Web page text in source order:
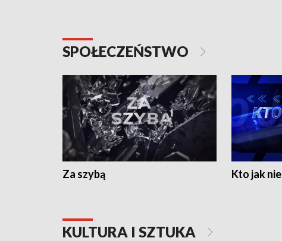
SPOŁECZEŃSTWO
Za szybą Kto jak
KULTURA I SZTUKA